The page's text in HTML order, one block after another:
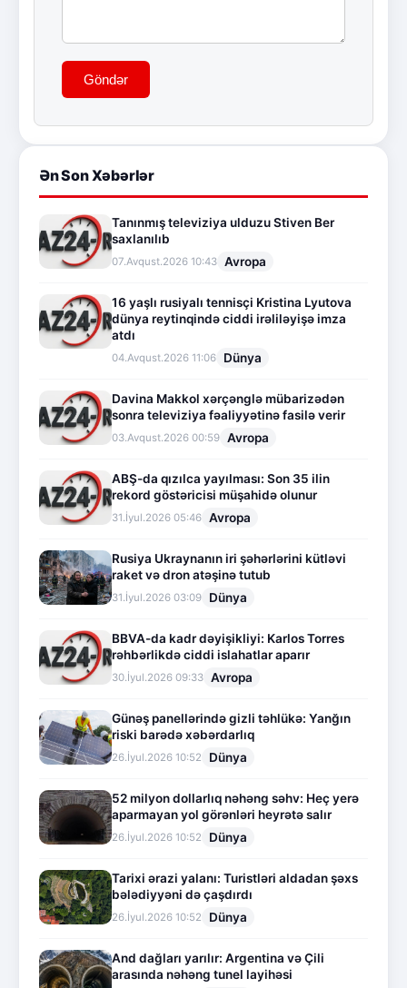
Göndər
Ən Son Xəbərlər
Tanınmış televiziya ulduzu Stiven Ber
saxlanılıb
07.Avqust.2026 10:43 Avropa
16 yaşlı rusiyalı tennisçi Kristina Lyutova
dünya reytinqində ciddi irəliləyişə imza
atdı
04.Avqust.2026 11:06 Dünya
Davina Makkol xərçənglə mübarizədən
sonra televiziya fəaliyyətinə fasilə verir
03.Avqust.2026 00:59 Avropa
ABŞ-da qızılca yayılması: Son 35 ilin
rekord göstəricisi müşahidə olunur
31.İyul.2026 05:46 Avropa
Rusiya Ukraynanın iri şəhərlərini kütləvi
raket və dron atəşinə tutub
31.İyul.2026 03:09 Dünya
BBVA-da kadr dəyişikliyi: Karlos Torres
rəhbərlikdə ciddi islahatlar aparır
30.İyul.2026 09:33 Avropa
Günəş panellərində gizli təhlükə: Yanğın
riski barədə xəbərdarlıq
26.İyul.2026 10:52 Dünya
52 milyon dollarlıq nəhəng səhv: Heç yerə
aparmayan yol görənləri heyrətə salır
26.İyul.2026 10:52 Dünya
Tarixi ərazi yalanı: Turistləri aldadan şəxs
bələdiyyəni də çaşdırdı
26.İyul.2026 10:52 Dünya
And dağları yarılır: Argentina və Çili
arasında nəhəng tunel layihəsi